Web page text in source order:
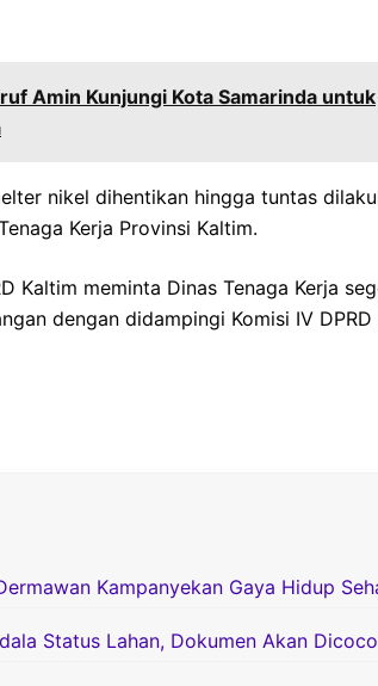
Amin Kunjungi Kota Samarinda untuk
nikel dihentikan hingga tuntas
Kerja Provinsi Kaltim.
Kaltim meminta Dinas Tenaga Kerja
dengan didampingi Komisi IV DPRD
Kampanyekan Gaya Hidup
Status Lahan, Dokumen Akan